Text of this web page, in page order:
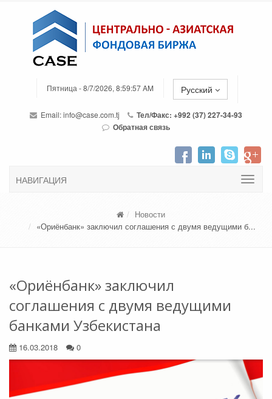
Пятница - 8/7/2026, 8:59:57 AM Русский
Email:info@case.com.tj
Тел/Факс: +992 (37) 227-34-93
Обратная связь
НАВИГАЦИЯ
Новости
«Ориёнбанк» заключил соглашения с двумя ведущими б...
«Ориёнбанк» заключил
соглашения с двумя ведущими
банками Узбекистана
16.03.2018 0